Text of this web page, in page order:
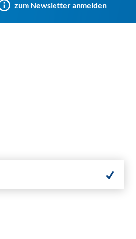
zum Newsletter anmelden